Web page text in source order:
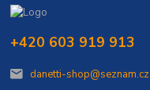
+420 603 919 913
danetti-shop@seznam.cz